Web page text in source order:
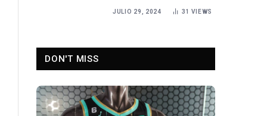
JULIO 29, 2024 31 VIEWS
DON'T MISS